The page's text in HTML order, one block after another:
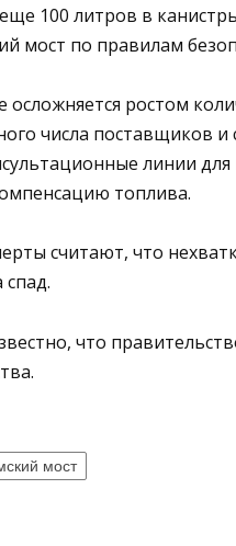
100 литров в
мост по правилам
ростом
числа поставщиков и
линии
топлива.
считают, что
что
мост